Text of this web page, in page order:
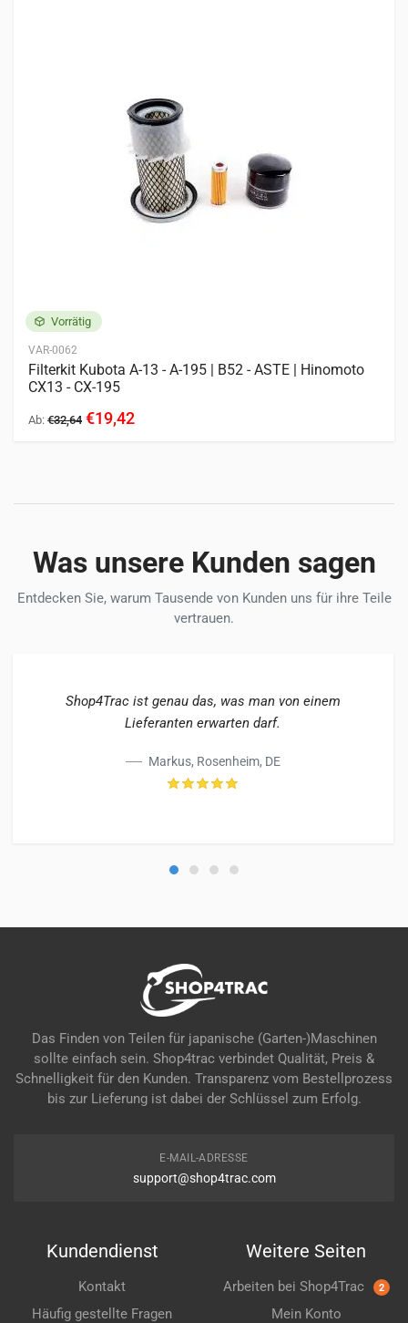
Vorrätig
VAR-0062
Filterkit Kubota A-13 - A-195 | B52 - ASTE | Hinomoto
CX13 - CX-195
Ab: €32,64 €19,42
Was unsere Kunden sagen
Entdecken Sie, warum Tausende von Kunden uns für ihre Teile
vertrauen.
Shop4Trac ist genau das, was man von einem
Lieferanten erwarten darf.
Markus, Rosenheim, DE
Das Finden von Teilen für japanische (Garten-)Maschinen
sollte einfach sein. Shop4trac verbindet Qualität, Preis &
Schnelligkeit für den Kunden. Transparenz vom Bestellprozess
bis zur Lieferung ist dabei der Schlüssel zum Erfolg.
E-MAIL-ADRESSE
support@shop4trac.com
Kundendienst
Kontakt
Häufig gestellte Fragen
Weitere Seiten
Arbeiten bei Shop4Trac 2
Mein Konto